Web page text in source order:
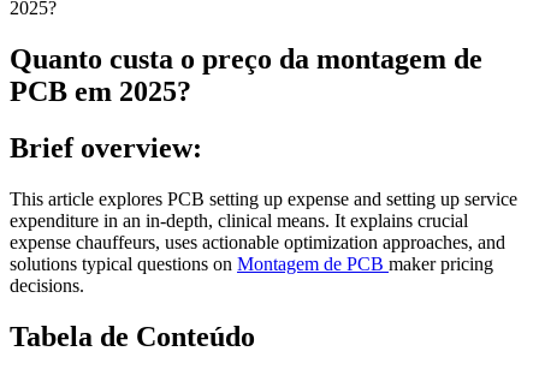
2025?
Quanto custa o preço da montagem de
PCB em 2025?
Brief overview:
This article explores PCB setting up expense and setting up service
expenditure in an in-depth, clinical means. It explains crucial
expense chauffeurs, uses actionable optimization approaches, and
solutions typical questions on Montagem de PCB maker pricing
decisions.
Tabela de Conteúdo